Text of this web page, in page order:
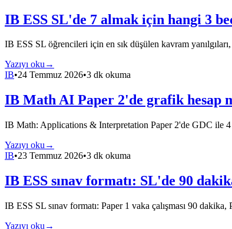
IB ESS SL'de 7 almak için hangi 3
IB ESS SL öğrencileri için en sık düşülen kavram
Yazıyı oku→
IB•24 Temmuz 2026•3 dk okuma
IB Math AI Paper 2'de grafik hesap
IB Math: Applications & Interpretation Paper 2'de GDC ile 4
Yazıyı oku →
IB•23 Temmuz 2026•3 dk okuma
IB ESS sınav formatı: SL'de 90
IB ESS SL sınav formatı: Paper 1 vaka çalışması 90
Yazıyı oku →